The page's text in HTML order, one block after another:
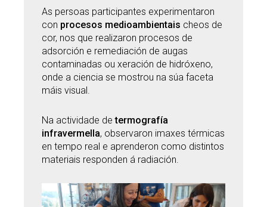
As persoas participantes experimentaron
con procesos medioambientais cheos de
cor, nos que realizaron procesos de
adsorción e remediación de augas
contaminadas ou xeración de hidróxeno,
onde a ciencia se mostrou na súa faceta
máis visual.
Na actividade determografía
infravermella, observaron imaxes térmicas
en tempo real e aprenderon como distintos
materiais responden á radiación.